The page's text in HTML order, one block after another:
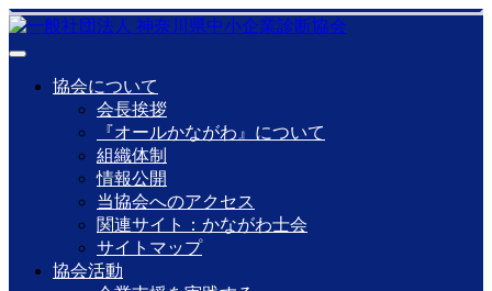
協会について
会長挨拶
『オールかながわ』について
組織体制
情報公開
当協会へのアクセス
関連サイト：かながわ士会
サイトマップ
協会活動